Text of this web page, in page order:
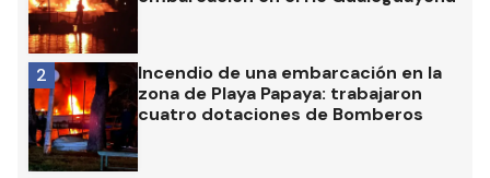
Incendio de una embarcación en la
zona de Playa Papaya: trabajaron
cuatro dotaciones de Bomberos
2